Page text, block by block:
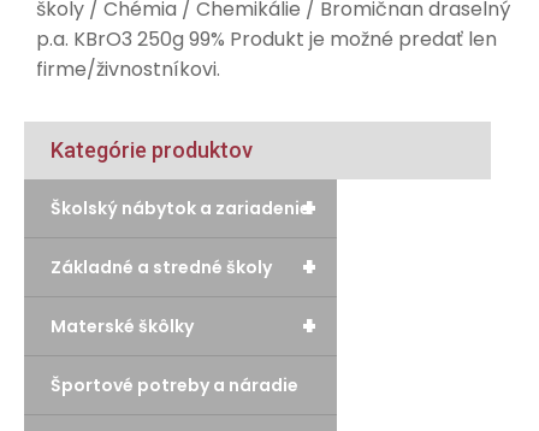
školy / Chémia / Chemikálie / Bromičnan draselný
p.a. KBrO3 250g 99% Produkt je možné predať len
firme/živnostníkovi.
Kategórie produktov
+
Školský nábytok a zariadenie
+
Základné a stredné školy
+
Materské škôlky
Športové potreby a náradie